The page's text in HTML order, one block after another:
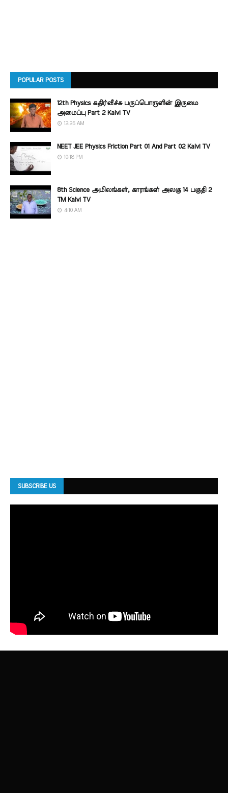
POPULAR POSTS
12th Physics கதிர்வீச்சு பருப்பொருளின் இருமை
அமைப்பு Part 2 Kalvi TV
12:25 AM
NEET JEE Physics Friction Part 01 And Part 02 Kalvi TV
10:18 PM
8th Science அமிலங்கள், காரங்கள் அலகு 14 பகுதி 2
TM Kalvi TV
4:10 AM
SUBSCRIBE US